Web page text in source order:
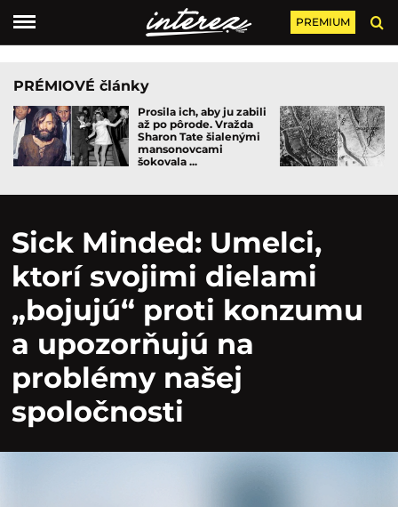
PREMIUM
PRÉMIOVÉ články
Prosila ich, aby ju zabili
až po pôrode. Vražda
Sharon Tate šialenými
mansonovcami
šokovala ...
Sick Minded: Umelci,
ktorí svojimi dielami
„bojujú“ proti konzumu
a upozorňujú na
problémy našej
spoločnosti